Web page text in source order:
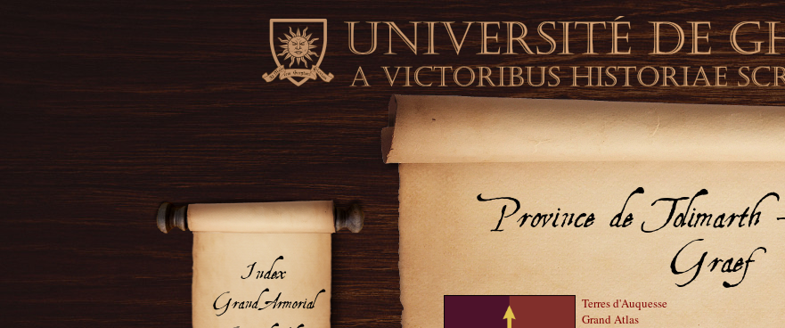
Province de
Graef
Terres d'Auquesse
Grand Atlas